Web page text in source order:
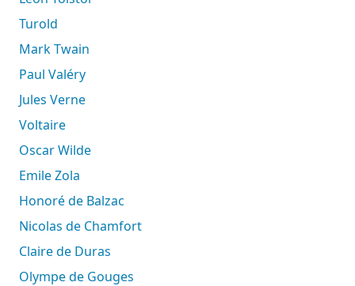
Turold
Mark Twain
Paul Valéry
Jules Verne
Voltaire
Oscar Wilde
Emile Zola
Honoré de Balzac
Nicolas de Chamfort
Claire de Duras
Olympe de Gouges